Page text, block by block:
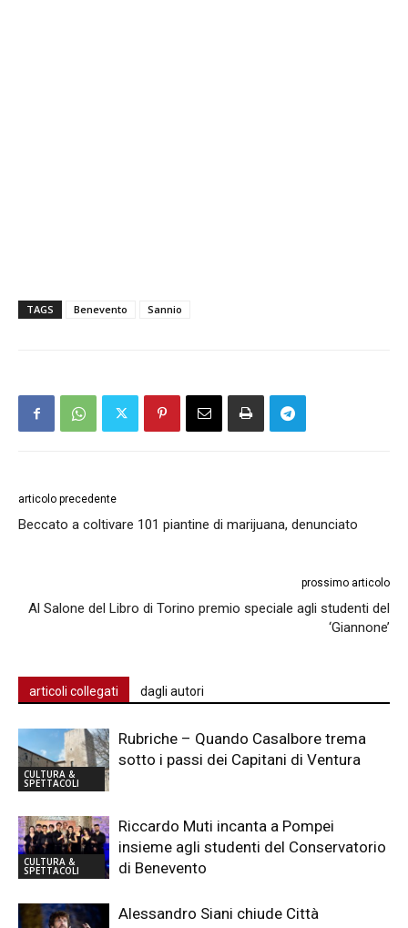
TAGS Benevento Sannio
articolo precedente
Beccato a coltivare 101 piantine di marijuana, denunciato
prossimo articolo
Al Salone del Libro di Torino premio speciale agli studenti del
‘Giannone’
articoli collegati dagli autori
CULTURA &
SPETTACOLI
Rubriche – Quando Casalbore trema
sotto i passi dei Capitani di Ventura
CULTURA &
SPETTACOLI
Riccardo Muti incanta a Pompei
insieme agli studenti del Conservatorio
di Benevento
Alessandro Siani chiude Città